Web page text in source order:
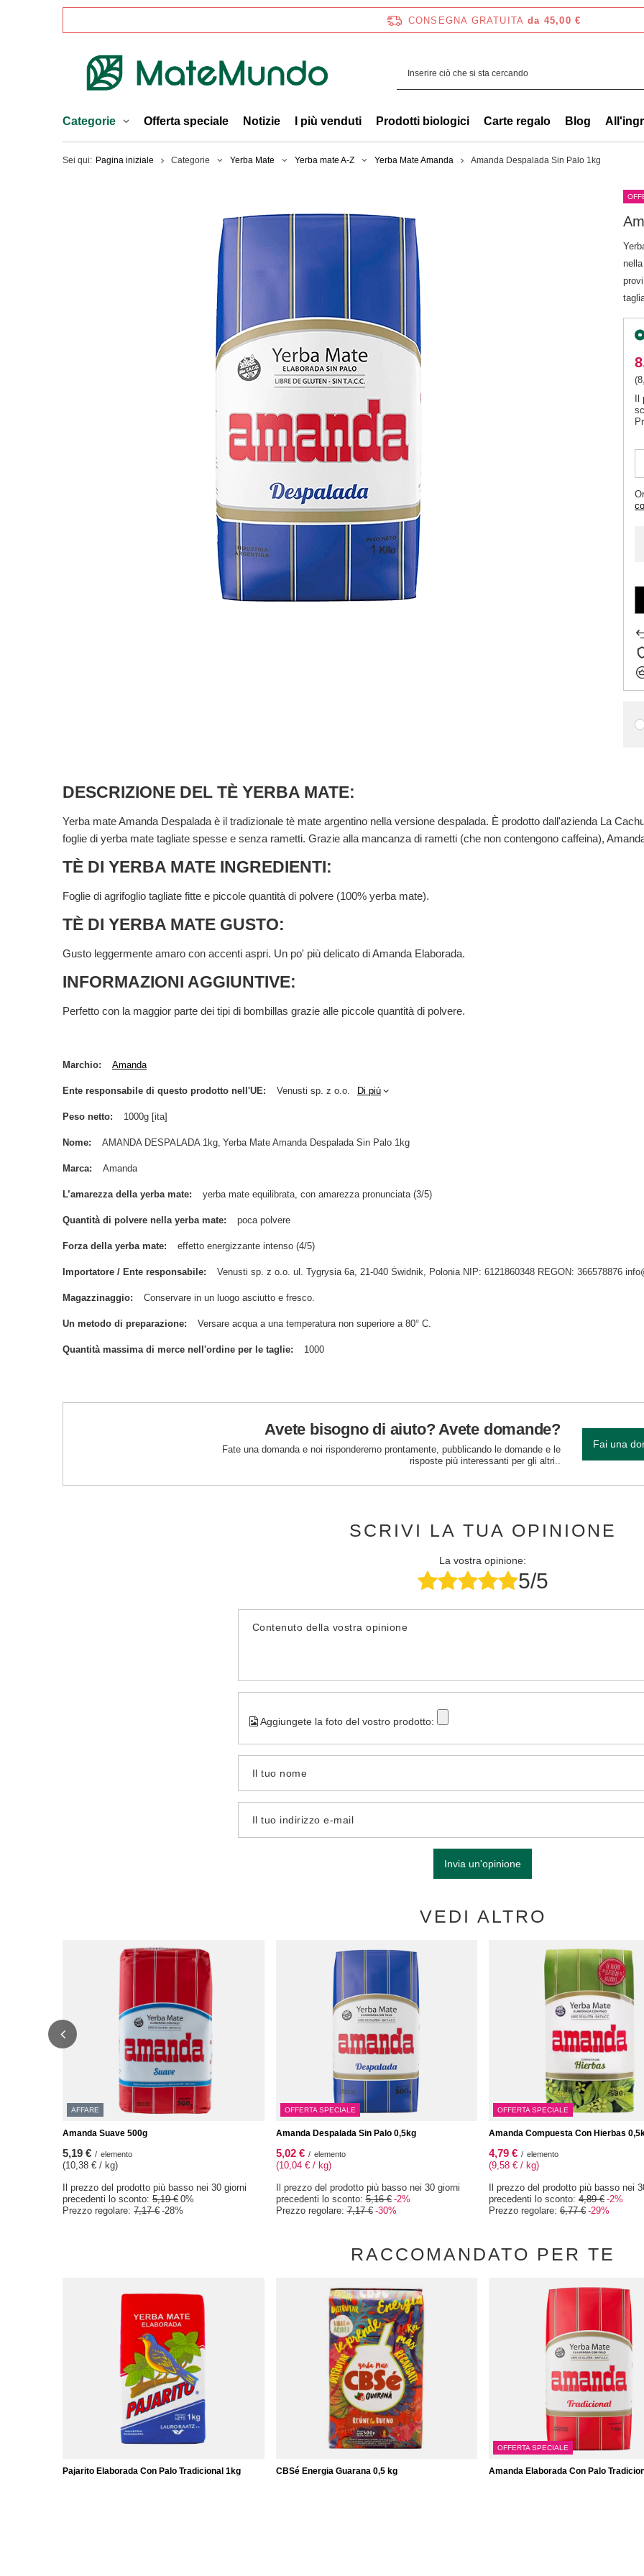
CONSEGNA GRATUITA da 45,00 €
Categorie Offerta speciale Notizie I più venduti Prodotti biologici Carte regalo Blog
Sei qui: Pagina iniziale Categorie Yerba Mate Yerba mate A-Z Yerba Mate Amanda Amanda Despalada Sin Palo 1kg
DESCRIZIONE DEL TÈ YERBA MATE:
Yerba mate Amanda Despalada è il tradizionale tè mate argentino nella versione despalada. È prodotto dall'azienda La
foglie di yerba mate tagliate spesse e senza rametti. Grazie alla mancanza di rametti (che non contengono caffeina),
TÈ DI YERBA MATE INGREDIENTI:
Foglie di agrifoglio tagliate fitte e piccole quantità di polvere (100% yerba mate).
TÈ DI YERBA MATE GUSTO:
Gusto leggermente amaro con accenti aspri. Un po' più delicato di Amanda Elaborada.
INFORMAZIONI AGGIUNTIVE:
Perfetto con la maggior parte dei tipi di bombillas grazie alle piccole quantità di polvere.
Marchio Amanda
Ente responsabile di questo prodotto nell'UE Venusti sp. z o.o. Di più
Peso netto 1000g [ita]
Nome AMANDA DESPALADA 1kg Yerba Mate Amanda Despalada Sin Palo 1kg
Marca Amanda
L’amarezza della yerba mate yerba mate equilibrata, con amarezza pronunciata (3/5)
Quantità di polvere nella yerba mate poca polvere
Forza della yerba mate effetto energizzante intenso (4/5)
Importatore / Ente responsabile Venusti sp. z o.o. ul. Tygrysia 6a, 21-040 Świdnik, Polonia NIP: 6121860348 REGON: 366578876
Magazzinaggio Conservare in un luogo asciutto e fresco.
Un metodo di preparazione Versare acqua a una temperatura non superiore a 80° C.
Quantità massima di merce nell'ordine per le taglie 1000
Avete bisogno di aiuto? Avete domande?
Fate una domanda e noi risponderemo prontamente, pubblicando le domande e le
risposte più interessanti per gli altri..
Fai una
SCRIVI LA TUA OPINIONE
La vostra opinione:
5/5
Contenuto della vostra opinione
Aggiungete la foto del vostro prodotto:
Il tuo nome
Il tuo indirizzo e-mail
Invia un'opinione
VEDI ALTRO
AFFARE
Amanda Suave 500g
5,19 € / elemento
(10,38 € / kg)
Il prezzo del prodotto più basso nei 30 giorni
precedenti lo sconto: 5,19 € 0%
Prezzo regolare: 7,17 € -28%
OFFERTA SPECIALE
Amanda Despalada Sin Palo 0,5kg
5,02 € / elemento
(10,04 € / kg)
Il prezzo del prodotto più basso nei 30 giorni
precedenti lo sconto:5,16 € -2%
Prezzo regolare:7,17 € -30%
OFFERTA SPECIALE
Amanda Compuesta Con Hierbas
4,79 € / elemento
(9,58 € / kg)
Il prezzo del prodotto più basso nei
precedenti lo sconto: 4,89 € -2%
Prezzo regolare: 6,77 € -29%
RACCOMANDATO PER TE
Pajarito Elaborada Con Palo Tradicional 1kg CBSé Energia Guarana 0,5 kg
OFFERTA SPECIALE
Amanda Elaborada Con Palo